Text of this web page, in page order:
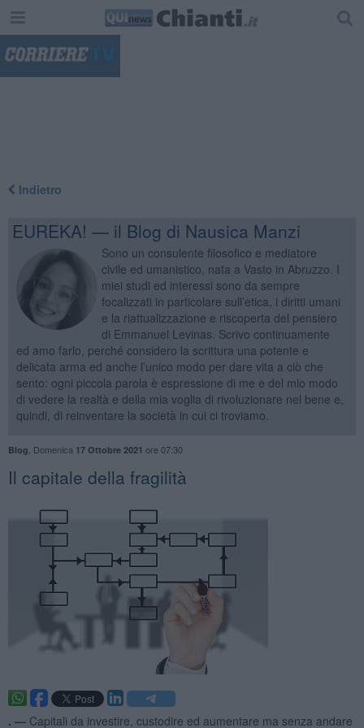
Indietro
EUREKA! — il Blog di Nausica Manzi
Sono un consulente filosofico e mediatore
civile ed umanistico, nata a Vasto in Abruzzo. I
miei studi ed interessi sono da sempre
focalizzati in particolare sull’etica, i diritti umani
e la riattualizzazione e riscoperta del pensiero
di Emmanuel Levinas. Scrivo continuamente
ed amo farlo, perché considero la scrittura una potente e
delicata arma ed anche l’unico modo per dare vita a ciò che
sento: ogni piccola parola è espressione di me e del mio modo
di vedere la realtà e della mia voglia di rivoluzionare nel bene e,
quindi, di reinventare la società in cui ci troviamo.
Blog Domenica 17 Ottobre 2021 ore 07:30
Il capitale della fragilità
. — Capitali da investire, custodire ed aumentare ma senza andare